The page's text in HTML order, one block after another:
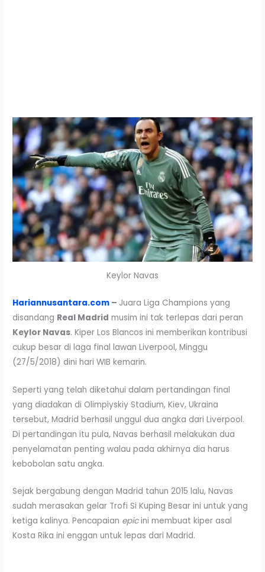
Keylor Navas
Hariannusantara.com – Juara Liga Champions yang
disandang Real Madrid musim ini tak terlepas dari peran
Keylor Navas. Kiper Los Blancos ini memberikan kontribusi
cukup besar di laga final lawan Liverpool, Minggu
(27/5/2018) dini hari WIB kemarin.
Seperti yang telah diketahui dalam pertandingan final
yang diadakan di Olimpiyskiy Stadium, Kiev, Ukraina
tersebut, Madrid berhasil unggul dua angka dari Liverpool.
Di pertandingan itu pula, Navas berhasil melakukan dua
penyelamatan penting walau pada akhirnya dia harus
kebobolan satu angka.
Sejak bergabung dengan Madrid tahun 2015 lalu, Navas
sudah merasakan gelar Trofi Si Kuping Besar ini untuk yang
ketiga kalinya. Pencapaian epicini membuat kiper asal
Kosta Rika ini enggan untuk lepas dari Madrid.